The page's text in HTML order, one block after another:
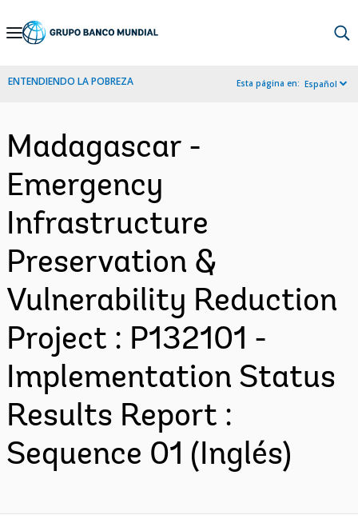
Skip
Navigation
ENTENDIENDO LA POBREZA Esta página en: Español
Madagascar -
Emergency
Infrastructure
Preservation &
Vulnerability Reduction
Project : P132101 -
Implementation Status
Results Report :
Sequence 01 (Inglés)